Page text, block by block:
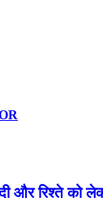
और रिश्ते को